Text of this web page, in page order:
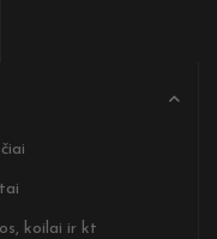
koilai ir kt